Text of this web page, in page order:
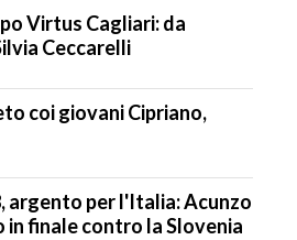
Virtus Cagliari: da
Ceccarelli
coi giovani Cipriano,
argento per l'Italia: Acunzo
in finale contro la Slovenia